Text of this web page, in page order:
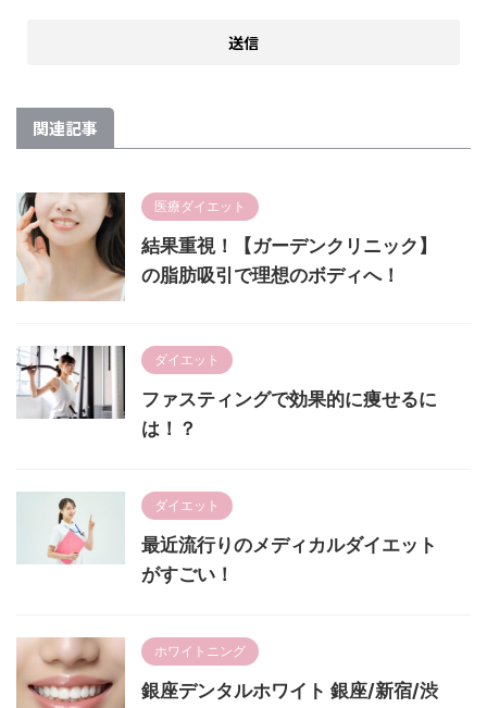
関連記事
医療ダイエット
結果重視！【ガーデンクリニック】
の脂肪吸引で理想のボディへ！
ダイエット
ファスティングで効果的に痩せるに
は！？
ダイエット
最近流行りのメディカルダイエット
がすごい！
ホワイトニング
銀座デンタルホワイト 銀座/新宿/渋